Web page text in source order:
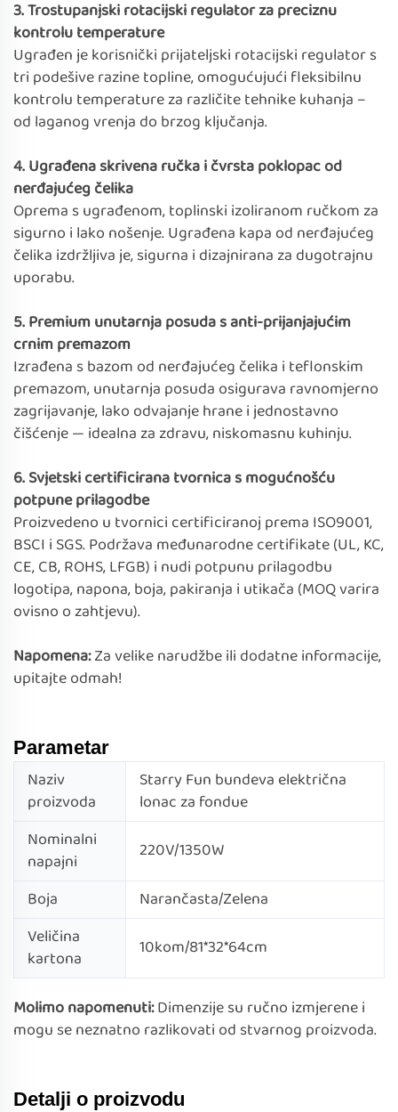
3. Trostupanjski rotacijski regulator za preciznu
kontrolu temperature
Ugrađen je korisnički prijateljski rotacijski regulator s
tri podešive razine topline, omogućujući fleksibilnu
kontrolu temperature za različite tehnike kuhanja –
od laganog vrenja do brzog ključanja.
4. Ugrađena skrivena ručka i čvrsta poklopac od
nerđajućeg čelika
Oprema s ugrađenom, toplinski izoliranom ručkom za
sigurno i lako nošenje. Ugrađena kapa od nerđajućeg
čelika izdržljiva je, sigurna i dizajnirana za dugotrajnu
uporabu.
5. Premium unutarnja posuda s anti-prijanjajućim
crnim premazom
Izrađena s bazom od nerđajućeg čelika i teflonskim
premazom, unutarnja posuda osigurava ravnomjerno
zagrijavanje, lako odvajanje hrane i jednostavno
čišćenje — idealna za zdravu, niskomasnu kuhinju.
6. Svjetski certificirana tvornica s mogućnošću
potpune prilagodbe
Proizvedeno u tvornici certificiranoj prema ISO9001,
BSCI i SGS. Podržava međunarodne certifikate (UL, KC,
CE, CB, ROHS, LFGB) i nudi potpunu prilagodbu
logotipa, napona, boja, pakiranja i utikača (MOQ varira
ovisno o zahtjevu).
Napomena:Za velike narudžbe ili dodatne informacije,
upitajte odmah!
Parametar
Naziv
proizvoda
Starry Fun bundeva električna
lonac za fondue
Nominalni
napajni
220V/1350W
Boja
Narančasta/Zelena
Veličina
kartona
10kom/81*32*64cm
Molimo napomenuti:Dimenzije su ručno izmjerene i
mogu se neznatno razlikovati od stvarnog proizvoda.
Detalji o proizvodu